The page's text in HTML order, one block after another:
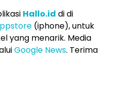
Hallo.id di di
(iphone), untuk
yang menarik. Media
Google News. Terima